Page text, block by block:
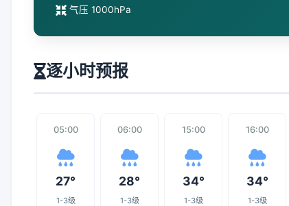
气压 1000hPa
逐小时预报
05:00
27°
1-3级
06:00
28°
1-3级
15:00
34°
1-3级
16:00
34°
1-3级